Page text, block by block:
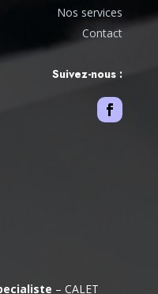
Nos services
Contact
Suivez-nous :
– CALET